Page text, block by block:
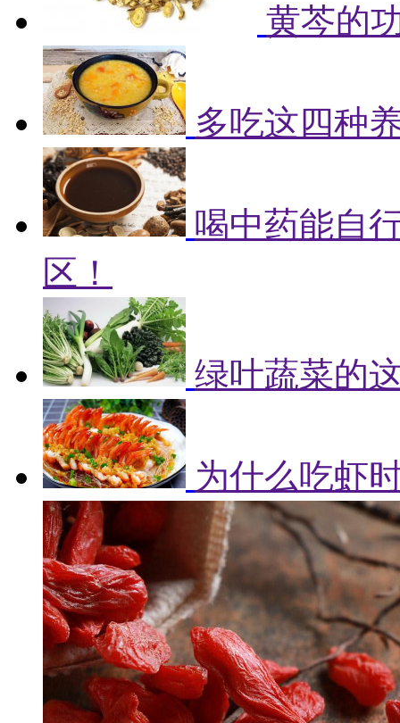
黄芩的
多吃这四种
喝中药能自
区！
绿叶蔬菜的
为什么吃虾